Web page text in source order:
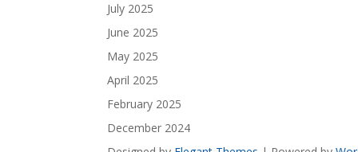
July 2025
June 2025
May 2025
April 2025
February 2025
December 2024